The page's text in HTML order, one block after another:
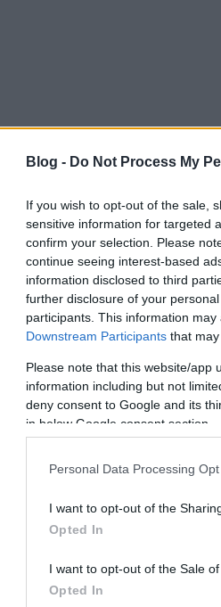
Blog - Do Not Process My
If you wish to opt-out of the sale,
sensitive information for targeted
confirm your selection. Please
continue seeing interest-based
information disclosed to third
further disclosure of your
participants. This information
Downstream Participants that
Please note that this website/app
information including but not
deny consent to Google and its
in below Google consent section.
Personal Data Processing
I want to opt-out of the
Opted In
I want to opt-out of the Sale
Opted In